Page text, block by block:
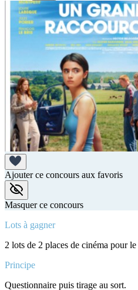
Ajouter ce concours aux favoris
Masquer ce concours
Lots à gagner
2 lots de 2 places de cinéma pour
Principe
Questionnaire puis tirage au sort.